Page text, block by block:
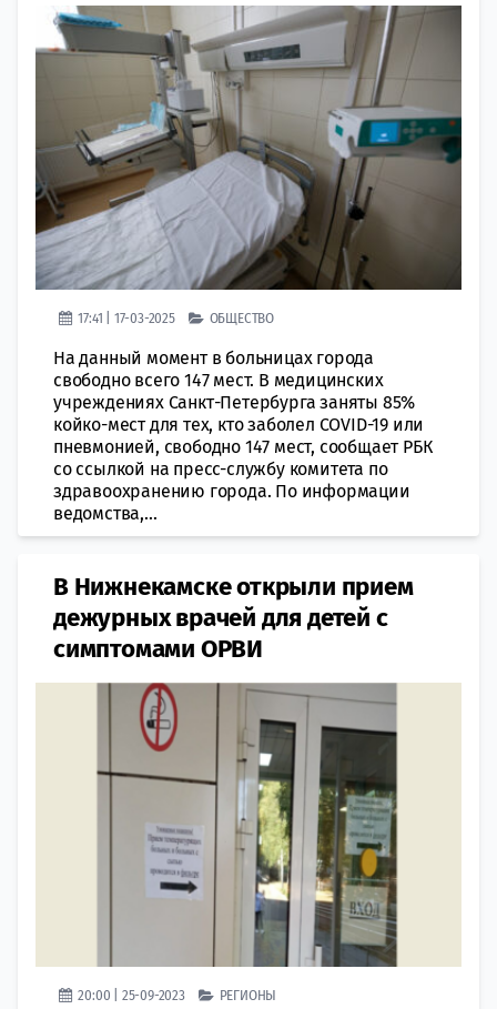
17:41 | 17-03-2025 ОБЩЕСТВО
На данный момент в больницах города
свободно всего 147 мест. В медицинских
учреждениях Санкт-Петербурга заняты 85%
койко-мест для тех, кто заболел COVID-19 или
пневмонией, свободно 147 мест, сообщает РБК
со ссылкой на пресс-службу комитета по
здравоохранению города. По информации
ведомства,...
В Нижнекамске открыли прием
дежурных врачей для детей с
симптомами ОРВИ
20:00 | 25-09-2023 РЕГИОНЫ